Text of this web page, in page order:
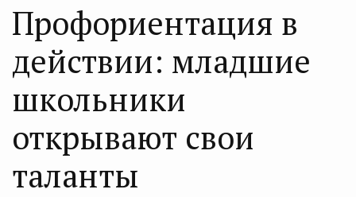
Профориентация в
действии: младшие
школьники
открывают свои
таланты